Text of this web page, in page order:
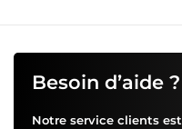
Besoin d’aide ?
Notre service clients